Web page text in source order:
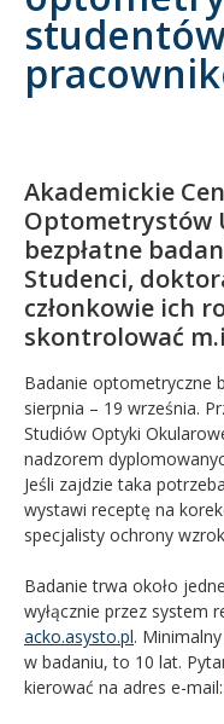
Kandydat
Absolwent
Akademickie
Optometrystów
bezpłatne
Studenci,
członkowie ich
skontrolować
Badanie optometryczne
sierpnia – 19 września.
Studiów Optyki
nadzorem
Jeśli zajdzie taka
wystawi receptę na
specjalisty ochrony
Badanie trwa około
wyłącznie przez system
acko.asysto.pl.
w badaniu, to 10 lat.
kierować na adres e-mail: